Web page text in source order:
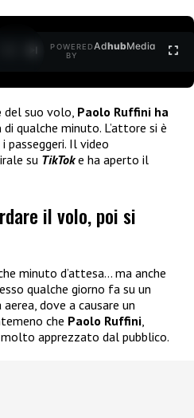
POWERED
BY
AdhubMedia
del suo volo, Paolo Ruffini ha
di qualche minuto. L’attore si è
passeggeri. Il video
su TikToke ha aperto il
il volo, poi si
minuto d’attesa… ma anche
qualche giorno fa su un
dove a causare un
che Paolo Ruffini,
apprezzato dal pubblico.